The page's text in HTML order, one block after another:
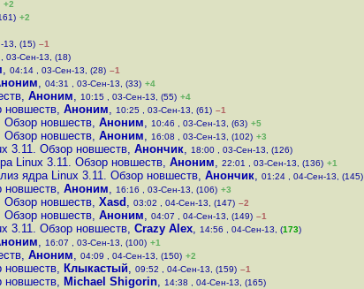
+2
+2
13, (15) –1
03-Сен-13, (18)
, 04:14 , 03-Сен-13, (28) –1
, 04:31 , 03-Сен-13, (33) +4
, Аноним, 10:15 , 03-Сен-13, (55) +4
новшеств, Аноним, 10:25 , 03-Сен-13, (61) –1
Обзор новшеств, Аноним, 10:46 , 03-Сен-13, (63) +5
Обзор новшеств, Аноним, 16:08 , 03-Сен-13, (102) +3
3.11. Обзор новшеств, Анончик, 18:00 , 03-Сен-13, (126)
Linux 3.11. Обзор новшеств, Аноним, 22:01 , 03-Сен-13, (136) +1
ядра Linux 3.11. Обзор новшеств, Анончик, 01:24 , 04-Сен-13, (145)
новшеств, Аноним, 16:16 , 03-Сен-13, (106) +3
Обзор новшеств, Xasd , 03:02 , 04-Сен-13, (147) –2
Обзор новшеств, Аноним, 04:07 , 04-Сен-13, (149) –1
3.11. Обзор новшеств, Crazy Alex, 14:56 , 04-Сен-13, (173)
, 16:07 , 03-Сен-13, (100) +1
, Аноним, 04:09 , 04-Сен-13, (150) +2
новшеств, Клыкастый, 09:52 , 04-Сен-13, (159) –1
новшеств, Michael Shigorin, 14:38 , 04-Сен-13, (165)